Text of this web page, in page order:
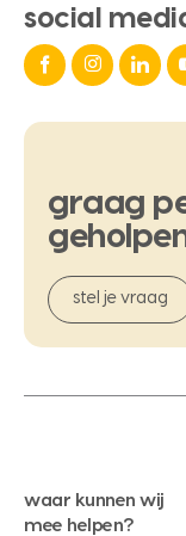
social
graag
stel je vraag
waar kunnen wij
mee helpen?